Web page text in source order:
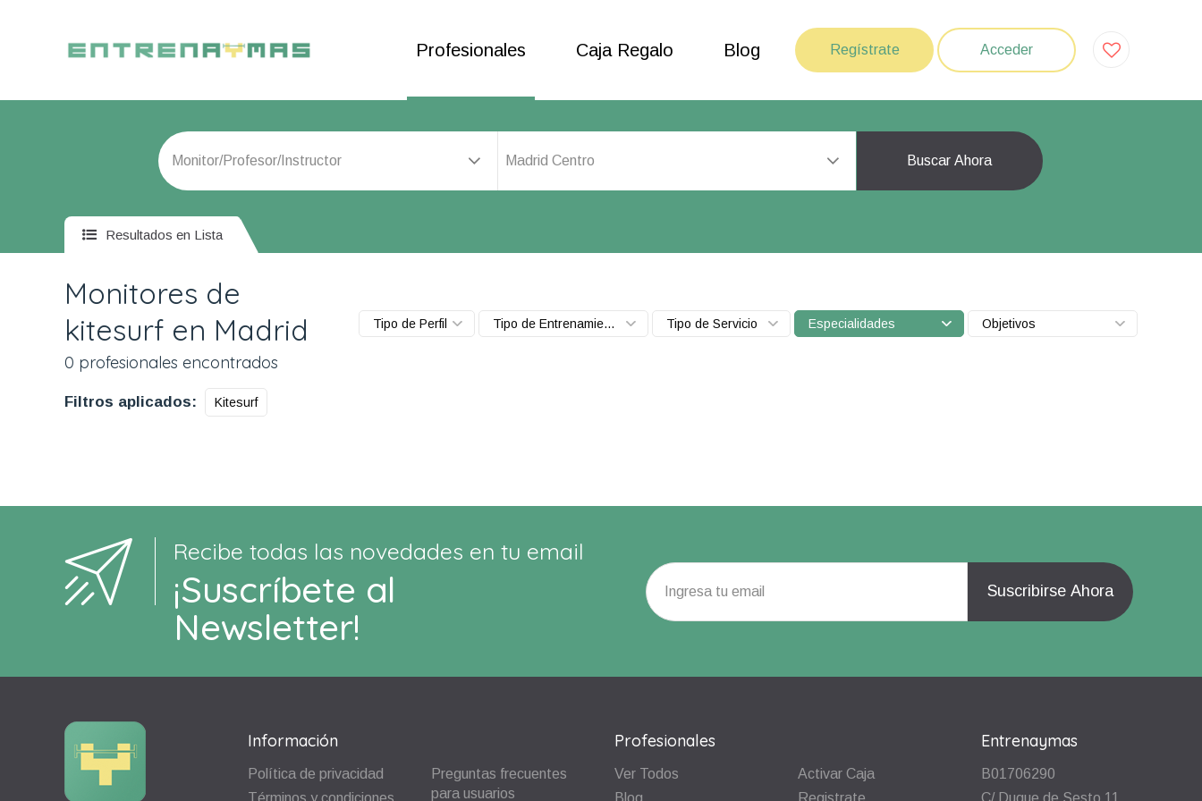
Profesionales Caja Regalo Blog Regístrate Acceder
Madrid Centro Buscar Ahora
Resultados en Lista
Monitores de
kitesurf en Madrid
0 profesionales encontrados
Tipo de Perfil Tipo de Entrenamiento Tipo de Servicio Especialidades Objetivos
Filtros aplicados: Kitesurf
Recibe todas las novedades en tu email
¡Suscríbete al
Newsletter!
Información
Política de privacidad
Términos y condiciones
Preguntas frecuentes
para usuarios
Profesionales
Ver Todos
Blog
Activar Caja
Registrate
Entrenaymas
B01706290
C/ Duque de Sesto 11,